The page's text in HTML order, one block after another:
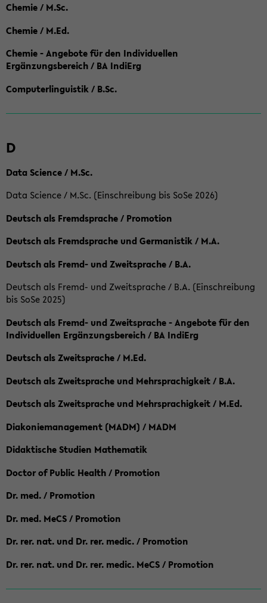
Chemie / M.Sc.
Chemie / M.Ed.
Chemie - Angebote für den Individuellen
Ergänzungsbereich / BA IndiErg
Computerlinguistik / B.Sc.
D
Data Science / M.Sc.
Data Science / M.Sc. (Einschreibung bis SoSe 2026)
Deutsch als Fremdsprache / Promotion
Deutsch als Fremdsprache und Germanistik / M.A.
Deutsch als Fremd- und Zweitsprache / B.A.
Deutsch als Fremd- und Zweitsprache / B.A. (Einschreibung
bis SoSe 2025)
Deutsch als Fremd- und Zweitsprache - Angebote für den
Individuellen Ergänzungsbereich / BA IndiErg
Deutsch als Zweitsprache / M.Ed.
Deutsch als Zweitsprache und Mehrsprachigkeit / B.A.
Deutsch als Zweitsprache und Mehrsprachigkeit / M.Ed.
Diakoniemanagement (MADM) / MADM
Didaktische Studien Mathematik
Doctor of Public Health / Promotion
Dr. med. / Promotion
Dr. med. MeCS / Promotion
Dr. rer. nat. und Dr. rer. medic. / Promotion
Dr. rer. nat. und Dr. rer. medic. MeCS / Promotion